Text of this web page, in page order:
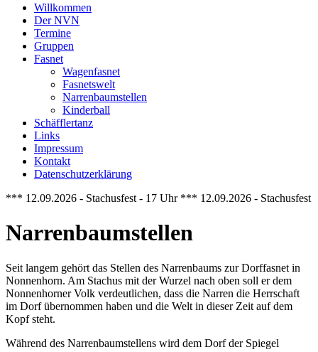
Willkommen
Der NVN
Termine
Gruppen
Fasnet
Wagenfasnet
Fasnetswelt
Narrenbaumstellen
Kinderball
Schäfflertanz
Links
Impressum
Kontakt
Datenschutzerklärung
*** 12.09.2026 - Stachusfest - 17 Uhr *** 12.09.2026 -
Narrenbaumstellen
Seit langem gehört das Stellen des Narrenbaums zur Dorffasnet in
Nonnenhorn. Am Stachus mit der Wurzel nach oben soll er dem
Nonnenhorner Volk verdeutlichen, dass die Narren die Herrschaft
im Dorf übernommen haben und die Welt in dieser Zeit auf dem
Kopf steht.
Während des Narrenbaumstellens wird dem Dorf der Spiegel